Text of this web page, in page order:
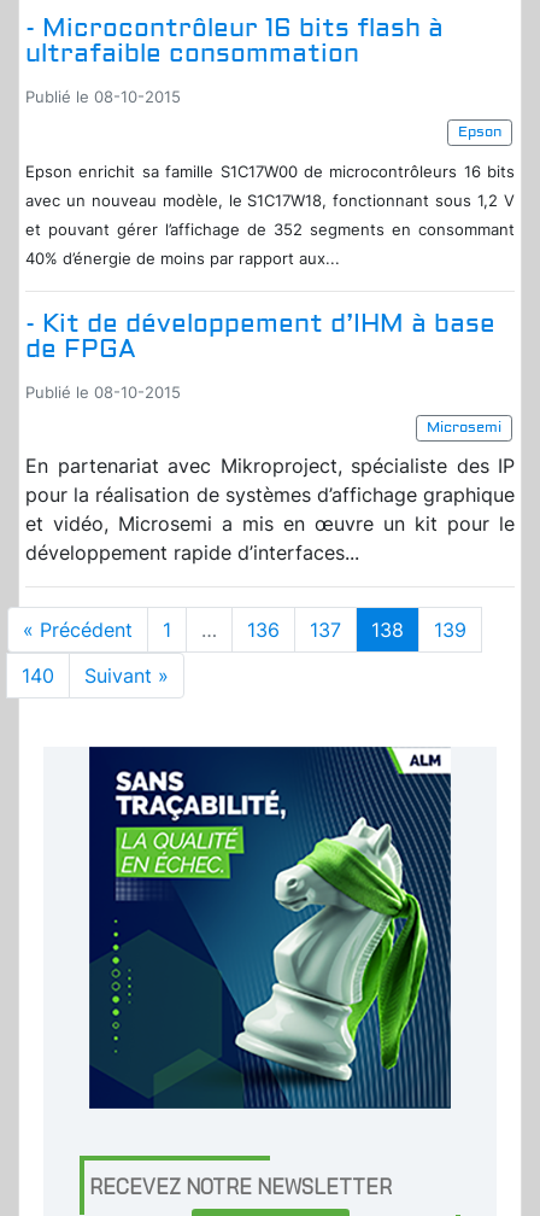
- Microcontrôleur 16 bits flash à
ultrafaible consommation
Publié le 08-10-2015
Epson
Epson enrichit sa famille S1C17W00 de microcontrôleurs 16 bits
avec un nouveau modèle, le S1C17W18, fonctionnant sous 1,2 V
et pouvant gérer l’affichage de 352 segments en consommant
40% d’énergie de moins par rapport aux...
- Kit de développement d’IHM à base
de FPGA
Publié le 08-10-2015
Microsemi
En partenariat avec Mikroproject, spécialiste des IP
pour la réalisation de systèmes d’affichage graphique
et vidéo, Microsemi a mis en œuvre un kit pour le
développement rapide d’interfaces...
« Précédent 1 … 136 137 138
139
140
Suivant »
RECEVEZ NOTRE NEWSLETTER